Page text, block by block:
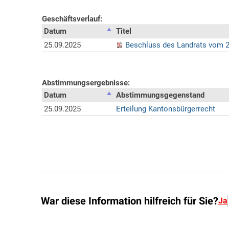
War diese Information hilfreich für Sie?Ja